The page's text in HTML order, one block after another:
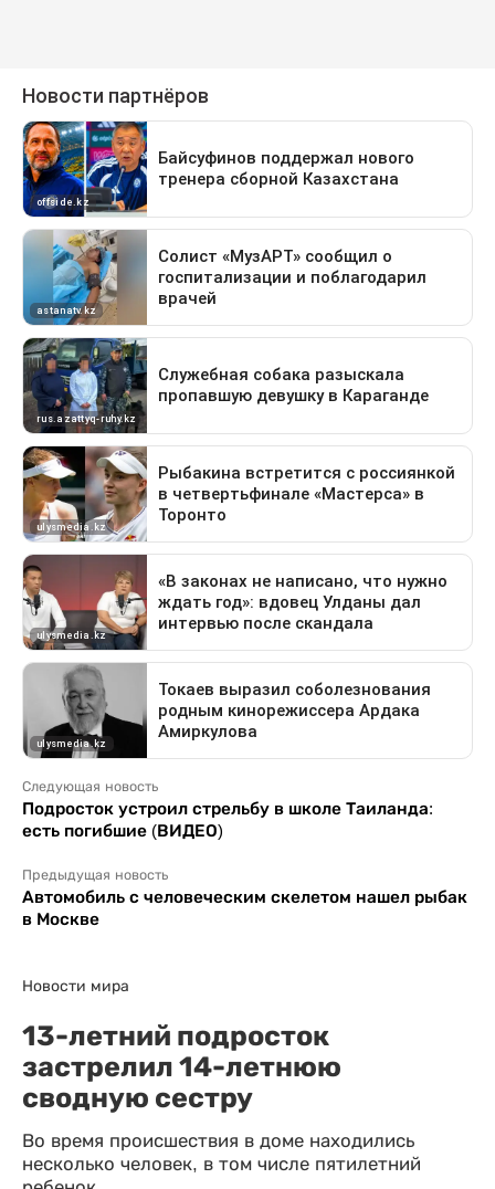
Следующая новость
Подросток устроил стрельбу в школе Таиланда:
есть погибшие (ВИДЕО)
Предыдущая новость
Автомобиль с человеческим скелетом нашел рыбак
в Москве
Новости мира
13-летний подросток
застрелил 14-летнюю
сводную сестру
Во время происшествия в доме находились
несколько человек, в том числе пятилетний